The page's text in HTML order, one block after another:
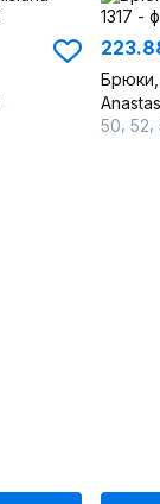
50 52